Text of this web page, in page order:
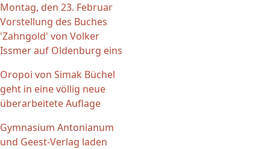
Montag, den 23. Februar
Vorstellung des Buches
'Zahngold' von Volker
Issmer auf Oldenburg eins
Oropoi von Simak Büchel
geht in eine völlig neue
überarbeitete Auflage
Gymnasium Antonianum
und Geest-Verlag laden